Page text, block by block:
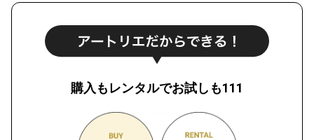
購入もレンタルでお試しも111